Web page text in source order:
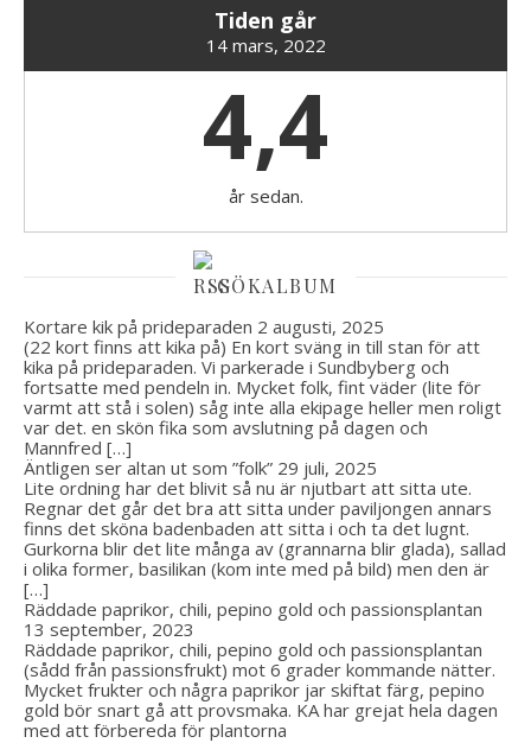
Tiden går
14 mars, 2022
4,4
år sedan.
GÖKALBUM
Kortare kik på prideparaden 2 augusti, 2025
(22 kort finns att kika på) En kort sväng in till stan för att
kika på prideparaden. Vi parkerade i Sundbyberg och
fortsatte med pendeln in. Mycket folk, fint väder (lite för
varmt att stå i solen) såg inte alla ekipage heller men roligt
var det. en skön fika som avslutning på dagen och
Mannfred […]
Äntligen ser altan ut som ”folk” 29 juli, 2025
Lite ordning har det blivit så nu är njutbart att sitta ute.
Regnar det går det bra att sitta under paviljongen annars
finns det sköna badenbaden att sitta i och ta det lugnt.
Gurkorna blir det lite många av (grannarna blir glada), sallad
i olika former, basilikan (kom inte med på bild) men den är
[…]
Räddade paprikor, chili, pepino gold och passionsplantan
13 september, 2023
Räddade paprikor, chili, pepino gold och passionsplantan
(sådd från passionsfrukt) mot 6 grader kommande nätter.
Mycket frukter och några paprikor jar skiftat färg, pepino
gold bör snart gå att provsmaka. KA har grejat hela dagen
med att förbereda för plantorna